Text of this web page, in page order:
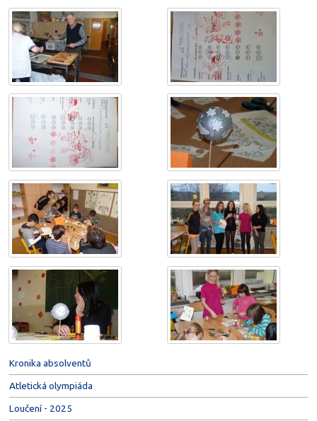
Kronika absolventů
Atletická olympiáda
Loučení - 2025